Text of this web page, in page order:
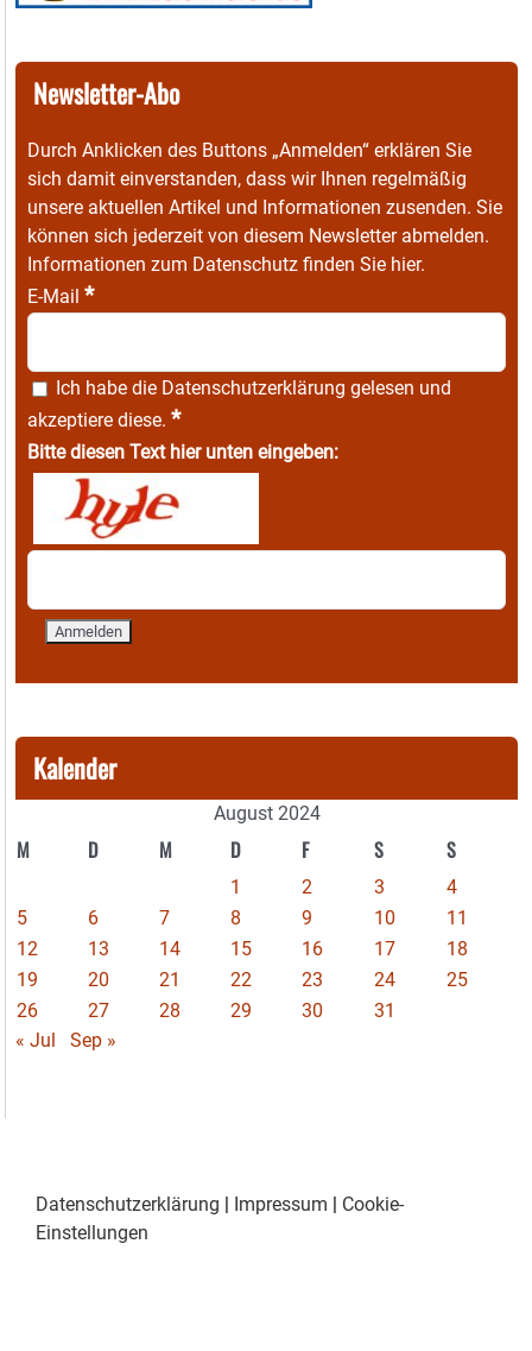
Newsletter-Abo
Durch Anklicken des Buttons „Anmelden“ erklären Sie
sich damit einverstanden, dass wir Ihnen regelmäßig
unsere aktuellen Artikel und Informationen zusenden. Sie
können sich jederzeit von diesem Newsletter abmelden.
Informationen zum Datenschutz finden Sie hier.
E-Mail *
Ich habe die Datenschutzerklärung gelesen und
akzeptiere diese. *
Bitte diesen Text hier unten eingeben:
Kalender
August 2024
M D M D F S S
1 2 3
4
5
6 7 8 9 10
11
12
13 14 15 16 17
18
19
20 21 22 23 24
25
26
27 28 29 30
31
« Jul
Sep »
Datenschutzerklärung | Impressum | Cookie-
Einstellungen